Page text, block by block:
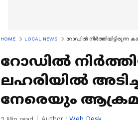
HOME LOCAL NEWS റോഡില്‍
റോഡില്‍
ലഹരിയില്‍
നേരെയും